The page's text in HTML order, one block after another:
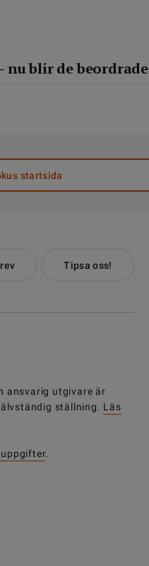
nu blir de beordrade
startsida
Tipsa oss!
ansvarig utgivare är
ställning. Läs
.